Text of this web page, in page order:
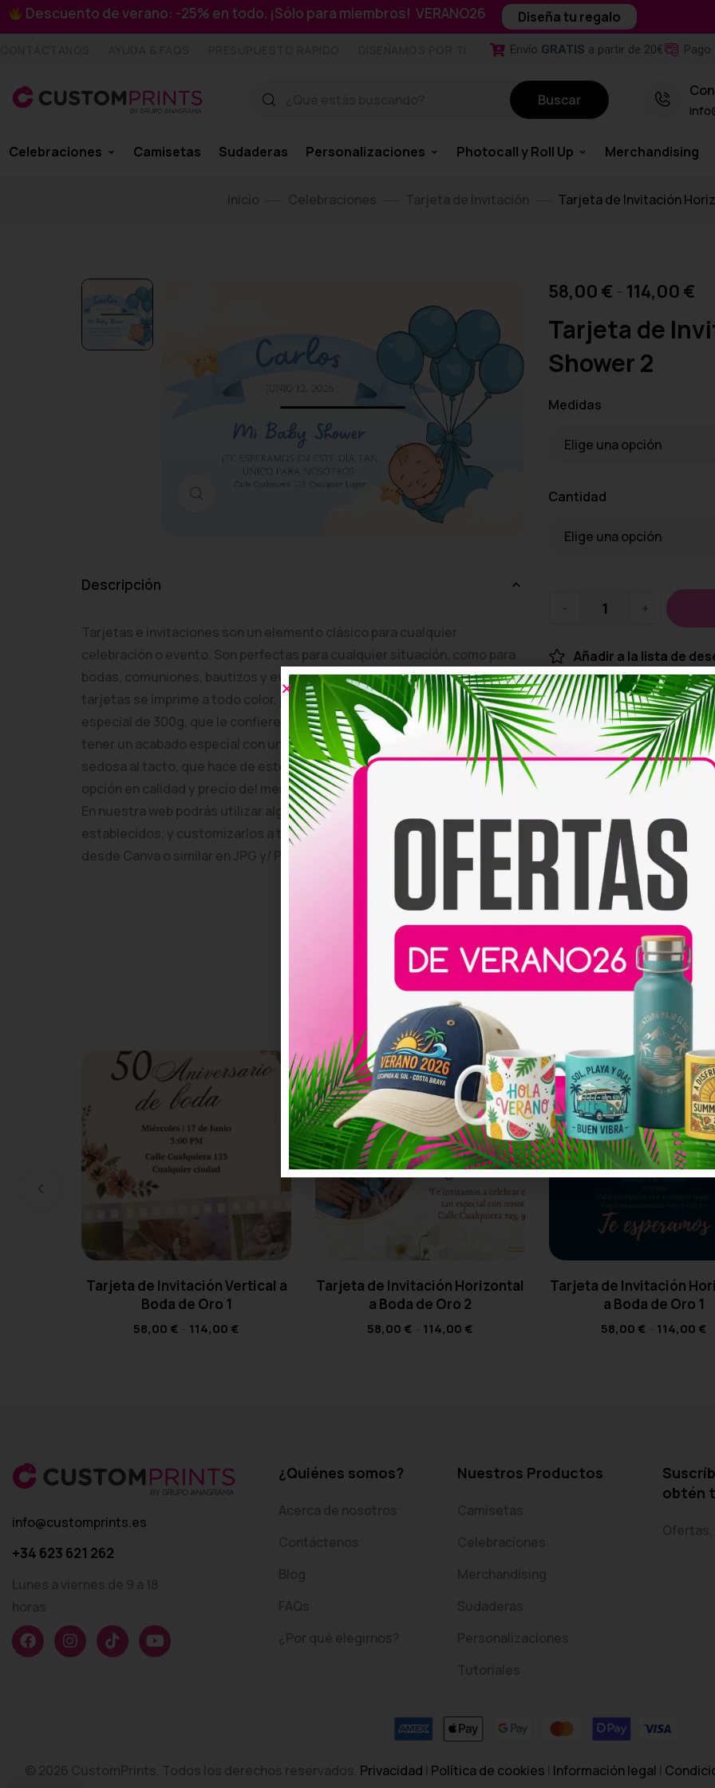
Descuento de verano: -25% en todo. ¡Sólo para miembros! VERANO26 Diseña tu regalo
Envío GRATIS a partir de 20€ Pago
Buscar
Celebraciones Camisetas Sudaderas Personalizaciones Photocall y Roll Up Merchandising
Inicio Celebraciones Tarjeta de Invitación Tarjeta de Invitación
Descripción
Tarjetas e invitaciones son un elemento clásico para cualquier
celebración o evento. Son perfectas para cualquier situación, como para
bodas, comuniones, bautizos y eventos, entre otros. Este tipo de
tarjetas se imprime a todo color, por uno a dos caras, con una cartulina
especial de 300g, que le confiere una especial rigidez, y además puede
tener un acabado especial con un barniz que le confiere una terminación
sedosa al tacto, que hace de este tipo de tarjeta sin duda, la mejor
opción en calidad y precio del mercado.
En nuestra web podrás utilizar alguno de los diseños que tenemos pre
establecidos, y customizarlos a tu gusto, o bien, subir tu propio diseño
desde Canva o similar en JPG y/ PDF.
58,00 € 114,00 €
Tarjeta de
Shower 2
Medidas
Cantidad
- +
Añadir a la lista de
Compartir:
Productos relacionados
Tarjeta de Invitación Vertical a
Boda de Oro 1
58,00 € 114,00 €
Tarjeta de Invitación Horizontal
a Boda de Oro 2
58,00 € 114,00 €
Tarjeta de Invitación
a Boda de Oro 1
58,00 € 114,00 €
info@customprints.es
+34 623 621 262
Lunes a viernes de 9 a 18
horas
¿Quiénes somos?
Acerca de nosotros
Contáctenos
Blog
FAQs
¿Por qué elegirnos?
Nuestros Productos
Camisetas
Celebraciones
Merchandising
Sudaderas
Personalizaciones
Tutoriales
obtén
© 2026 CustomPrints. Todos los derechos reservados. Privacidad | Política de cookies | Información legal |